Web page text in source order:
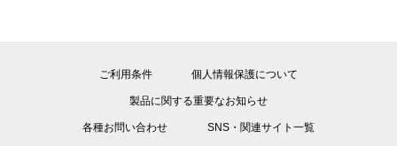
ご利用条件 個人情報保護について
製品に関する重要なお知らせ
各種お問い合わせ SNS・関連サイト一覧